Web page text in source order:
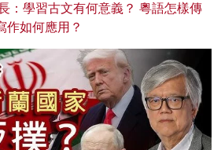
：學習古文有何意義？ 粵語怎樣傳
作如何應用？